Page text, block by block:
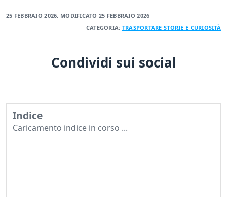
25 FEBBRAIO 2026, MODIFICATO 25 FEBBRAIO 2026
CATEGORIA: TRASPORTARESTORIE E CURIOSITÀ
Condividi sui social
Indice
Caricamento indice in corso ...